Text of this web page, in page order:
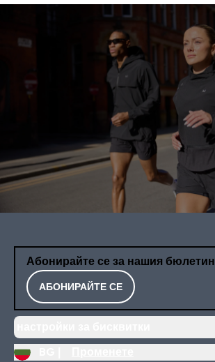
Абонирайте се за нашия бюлетин
АБОНИРАЙТЕ СЕ